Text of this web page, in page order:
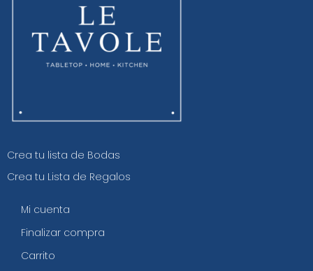
Crea tu lista de Bodas
Crea tu Lista de Regalos
Mi cuenta
Finalizar compra
Carrito